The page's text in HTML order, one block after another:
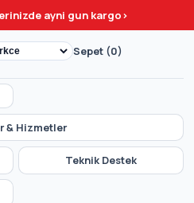
ayni gun kargo>
& Hizmetler
Teknik Destek
Sepet (0)